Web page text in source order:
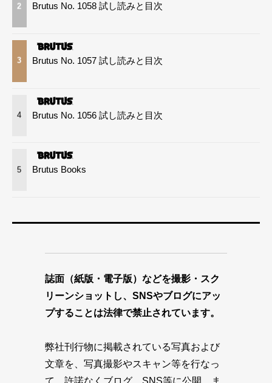
2 Brutus No. 1058 試し読みと目次
3 Brutus No. 1057 試し読みと目次
4 Brutus No. 1056 試し読みと目次
5 Brutus Books
誌面（紙版・電子版）などを撮影・スク
リーンショットし、SNSやブログにアッ
プすることは法律で禁止されています。
弊社刊行物に掲載されている写真および
文章を、写真撮影やスキャン等を行なっ
て、許諾なくブログ、SNS等に公開、ま